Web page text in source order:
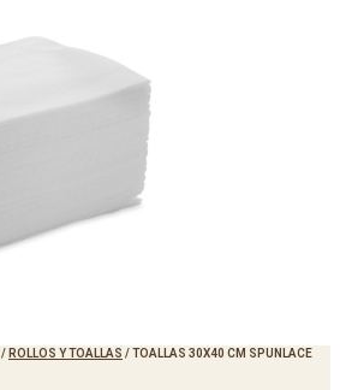
/ ROLLOS Y TOALLAS /TOALLAS 30X40 CM SPUNLACE